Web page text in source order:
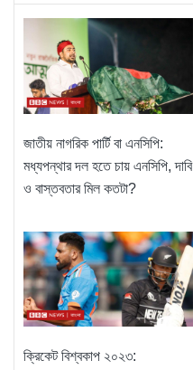
জাতীয় নাগরিক পার্টি বা এনসিপি:
মধ্যপন্থার দল হতে চায় এনসিপি, দাবি
ও বাস্তবতার মিল কতটা?
ক্রিকেট বিশ্বকাপ ২০২৩: